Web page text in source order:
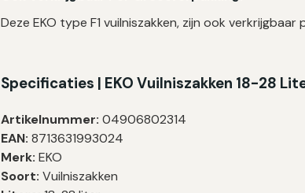
Deze EKO type F1 vuilniszakken, zijn ook
Specificaties | EKO Vuilniszakken 18-28
Artikelnummer:04906802314
EAN: 8713631993024
Merk: EKO
Soort: Vuilniszakken